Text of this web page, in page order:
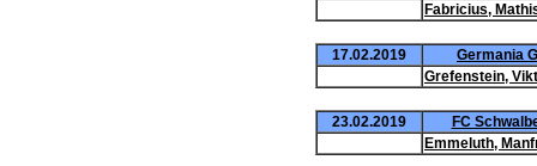
Fabricius,
17.02.2019
Germania
Grefenstein,
23.02.2019
FC
Emmeluth,